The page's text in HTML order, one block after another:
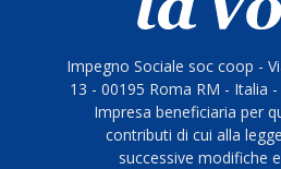
Impegno Sociale soc coop -
13 - 00195 Roma RM - Italia
Impresa beneficiaria per
contributi di cui alla
successive modifiche